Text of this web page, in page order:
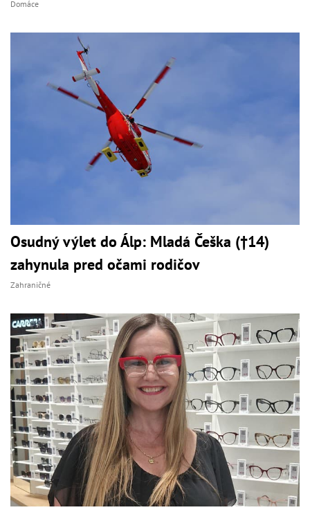
Domáce
Osudný výlet do Álp: Mladá Češka (†14)
zahynula pred očami rodičov
Zahraničné